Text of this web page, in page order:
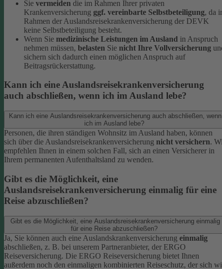
Sie vermeiden die im Rahmen Ihrer privaten
Krankenversicherung ggf. vereinbarte Selbstbeteiligung, da
Rahmen der Auslandsreisekrankenversicherung der DEVK
keine Selbstbeteiligung besteht.
Wenn Sie medizinische Leistungen im Ausland in Anspruch
nehmen müssen, belasten Sie nicht Ihre Vollversicherung
sichern sich dadurch einen möglichen Anspruch auf
Beitragsrückerstattung.
Kann ich eine Auslandsreisekrankenversicherung
auch abschließen, wenn ich im Ausland lebe?
Kann ich eine Auslandsreisekrankenversicherung auch abschließen, wenn
ich im Ausland lebe?
Personen, die ihren ständigen Wohnsitz im Ausland haben, können
sich über die Auslandsreisekrankenversicherung nicht versichern.
empfehlen Ihnen in einem solchen Fall, sich an einen Versicherer in
Ihrem permanenten Aufenthaltsland zu wenden.
Gibt es die Möglichkeit, eine
Auslandsreisekrankenversicherung einmalig für eine
Reise abzuschließen?
Gibt es die Möglichkeit, eine Auslandsreisekrankenversicherung einmalig
für eine Reise abzuschließen?
Ja, Sie können auch eine Auslandskrankenversicherung einmalig
abschließen, z. B. bei unserem Partneranbieter, der ERGO
Reiseversicherung. Die ERGO Reiseversicherung bietet Ihnen
außerdem noch den einmaligen kombinierten Reiseschutz, der sich